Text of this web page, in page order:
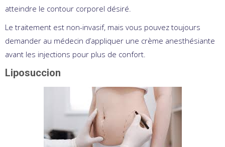
atteindre le contour corporel désiré.
Le traitement est non-invasif, mais vous pouvez toujours
demander au médecin d’appliquer une crème anesthésiante
avant les injections pour plus de confort.
Liposuccion